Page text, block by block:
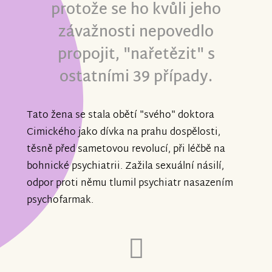
protože se ho kvůli jeho
závažnosti nepovedlo
propojit, "nařetězit" s
ostatními 39 případy.
Tato žena se stala obětí "svého" doktora
Cimického jako dívka na prahu dospělosti,
těsně před sametovou revolucí, při léčbě na
bohnické psychiatrii. Zažila sexuální násilí,
odpor proti němu tlumil psychiatr nasazením
psychofarmak.